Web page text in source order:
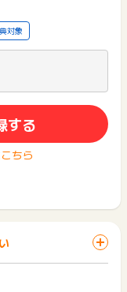
対象
する
こちら